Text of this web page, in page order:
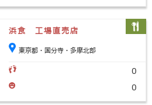
浜食 工場直売店
東京都・国分寺・多摩北部
0
0